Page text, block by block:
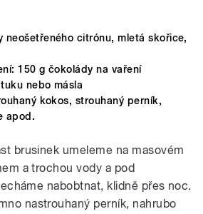
neošetřeného citrónu, mletá skořice,
150 g čokolády na vaření
nebo másla
kokos, strouhaný perník,
apod.
brusinek umeleme na masovém
a trochou vody a pod
nabobtnat, klidně přes noc.
nastrouhaný perník, nahrubo